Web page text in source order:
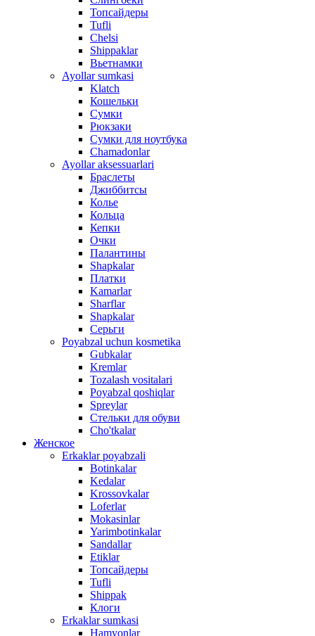
Топсайдеры
Tufli
Chelsi
Shippaklar
Вьетнамки
Ayollar sumkasi
Klatch
Кошельки
Сумки
Рюкзаки
Сумки для ноутбука
Chamadonlar
Ayollar aksessuarlari
Браслеты
Джиббитсы
Колье
Кольца
Кепки
Очки
Палантины
Shapkalar
Платки
Kamarlar
Sharflar
Shapkalar
Серьги
Poyabzal uchun kosmetika
Gubkalar
Kremlar
Tozalash vositalari
Poyabzal qoshiqlar
Spreylar
Стельки для обуви
Cho'tkalar
Женское
Erkaklar poyabzali
Botinkalar
Kedalar
Krossovkalar
Loferlar
Mokasinlar
Yarimbotinkalar
Sandallar
Etiklar
Топсайдеры
Tufli
Shippak
Клоги
Erkaklar sumkasi
Hamyonlar